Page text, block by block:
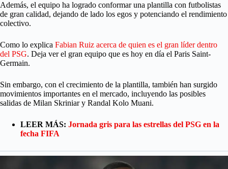
Además, el equipo ha logrado conformar una plantilla con futbolistas
de gran calidad, dejando de lado los egos y potenciando el rendimiento
colectivo.
Como lo explica Fabian Ruiz acerca de quien es el gran líder dentro
del PSG. Deja ver el gran equipo que es hoy en día el Paris Saint-
Germain.
Sin embargo, con el crecimiento de la plantilla, también han surgido
movimientos importantes en el mercado, incluyendo las posibles
salidas de Milan Skriniar y Randal Kolo Muani.
LEER MÁS: Jornada gris para las estrellas del PSG en la
fecha FIFA